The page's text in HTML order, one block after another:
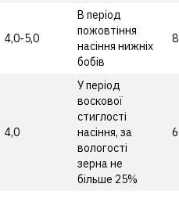
4,0-5,0
В період
пожовтіння
насіння нижніх
бобів
4,0
У період
воскової
стиглості
насіння, за
вологості
зерна не
більше 25%
6